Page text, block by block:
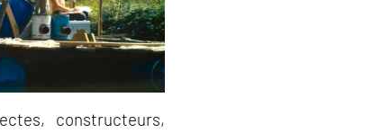
constructeurs,